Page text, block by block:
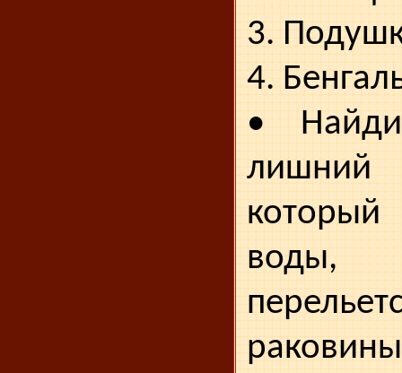
3.
4.
•
который
воды,